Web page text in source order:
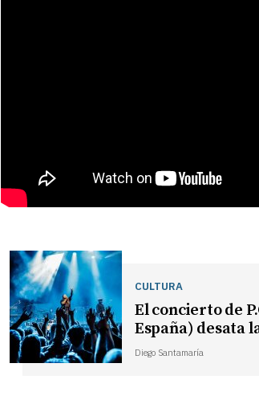
CULTURA
El concierto de
España) desata
Diego Santamaría